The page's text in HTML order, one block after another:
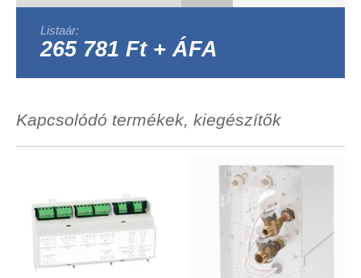
Listaár:
265 781 Ft + ÁFA
Kapcsolódó termékek, kiegészítők